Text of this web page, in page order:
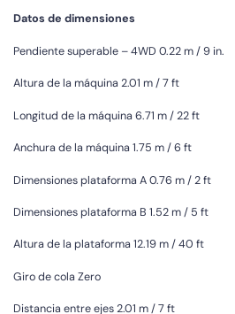
Datos de dimensiones
Pendiente superable – 4WD 0.22 m / 9 in.
Altura de la máquina 2.01 m / 7 ft
Longitud de la máquina 6.71 m / 22 ft
Anchura de la máquina 1.75 m / 6 ft
Dimensiones plataforma A 0.76 m / 2 ft
Dimensiones plataforma B 1.52 m / 5 ft
Altura de la plataforma 12.19 m / 40 ft
Giro de cola Zero
Distancia entre ejes 2.01 m / 7 ft